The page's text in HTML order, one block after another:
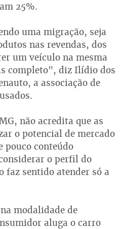
25%.
uma migração, seja
nas revendas, dos
um veículo na mesma
completo", diz Ilídio dos
a associação de
não acredita que as
o potencial de mercado
pouco conteúdo
o perfil do
faz sentido atender só a
modalidade de
aluga o carro